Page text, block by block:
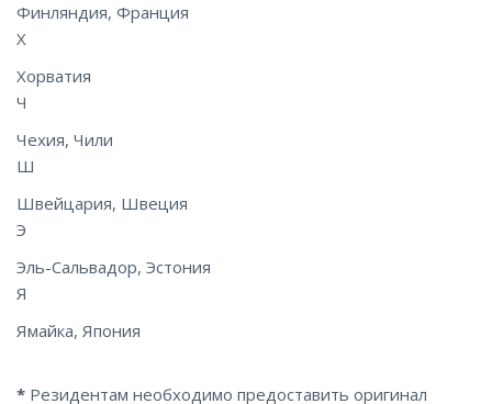
Финляндия, Франция
Х
Хорватия
Ч
Чехия, Чили
Ш
Швейцария, Швеция
Э
Эль-Сальвадор, Эстония
Я
Ямайка, Япония
* Резидентам необходимо предоставить оригинал